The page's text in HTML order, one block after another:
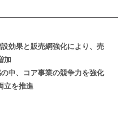
効果と販売網強化により、売
加
中、コア事業の競争力を強化
立を推進